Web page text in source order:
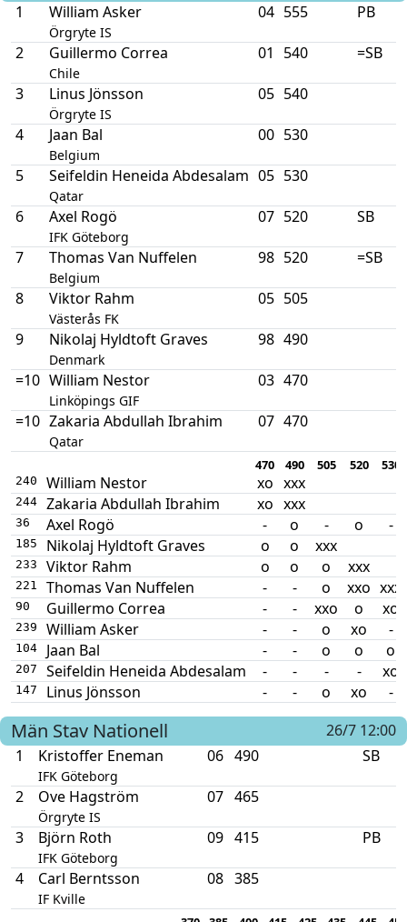
1
William Asker
Örgryte IS
04 555 PB
2 Guillermo Correa
Chile
01 540 =SB
3 Linus Jönsson
Örgryte IS
05 540
4 Jaan Bal
Belgium
00 530
5 Seifeldin Heneida Abdesalam
Qatar
05 530
6 Axel Rogö
IFK Göteborg
07 520 SB
7 Thomas Van Nuffelen
Belgium
98 520 =SB
8 Viktor Rahm
Västerås FK
05 505
9 Nikolaj Hyldtoft Graves
Denmark
98 490
=10 William Nestor
Linköpings GIF
03 470
=10 Zakaria Abdullah Ibrahim
Qatar
07 470
470 490 505 520 530
240 William Nestor xo xxx
244 Zakaria Abdullah Ibrahim xo xxx
36 Axel Rogö - o - o -
185 Nikolaj Hyldtoft Graves o o xxx
233 Viktor Rahm o o o xxx
221 Thomas Van Nuffelen - - o xxo xxx
90 Guillermo Correa - - xxo o xo
239 William Asker - - o xo -
104 Jaan Bal - - o o o
207 Seifeldin Heneida Abdesalam - - - - xo
147 Linus Jönsson - - o xo -
Män Stav Nationell
26/7 12:00
1
Kristoffer Eneman
IFK Göteborg
06 490 SB
2 Ove Hagström
Örgryte IS
07 465
3 Björn Roth
IFK Göteborg
09 415 PB
4 Carl Berntsson
IF Kville
08 385